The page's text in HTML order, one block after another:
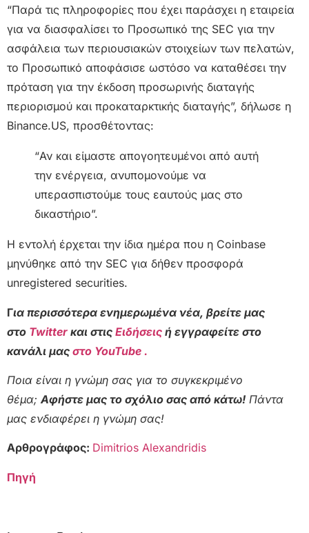
“Παρά τις πληροφορίες που έχει παράσχει η εταιρεία
για να διασφαλίσει το Προσωπικό της SEC για την
ασφάλεια των περιουσιακών στοιχείων των πελατών,
το Προσωπικό αποφάσισε ωστόσο να καταθέσει την
πρόταση για την έκδοση προσωρινής διαταγής
περιορισμού και προκαταρκτικής διαταγής”, δήλωσε η
Binance.US, προσθέτοντας:
“Αν και είμαστε απογοητευμένοι από αυτή
την ενέργεια, ανυπομονούμε να
υπερασπιστούμε τους εαυτούς μας στο
δικαστήριο”.
Η εντολή έρχεται την ίδια ημέρα που η Coinbase
μηνύθηκε από την SEC για δήθεν προσφορά
unregistered securities.
Για περισσότερα ενημερωμένα νέα, βρείτε μας
στο Twitter και στις Ειδήσεις ή εγγραφείτε στο
κανάλι μας στο YouTube .
Ποια είναι η γνώμη σας για το συγκεκριμένο
θέμα;Αφήστε μας το σχόλιο σας από κάτω! Πάντα
μας ενδιαφέρει η γνώμη σας!
Αρθρογράφος: Dimitrios Alexandridis
Πηγή